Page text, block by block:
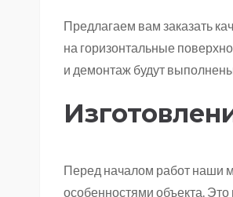
Предлагаем вам заказать
на горизонтальные
и демонтаж будут
Перед началом работ наши
особенностями объекта.